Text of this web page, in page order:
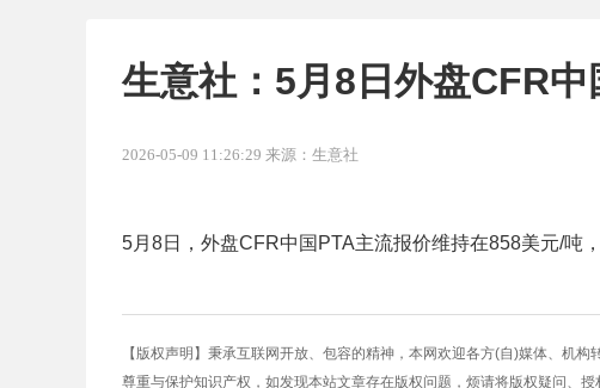
生意社：5月8日外盘CFR
2026-05-09 11:26:29 来源：生意社
5月8日，外盘CFR中国PTA主流报价维持在858美元/吨
【版权声明】秉承互联网开放、包容的精神，本网欢迎各方(自)媒体、机
尊重与保护知识产权，如发现本站文章存在版权问题，烦请将版权疑问、